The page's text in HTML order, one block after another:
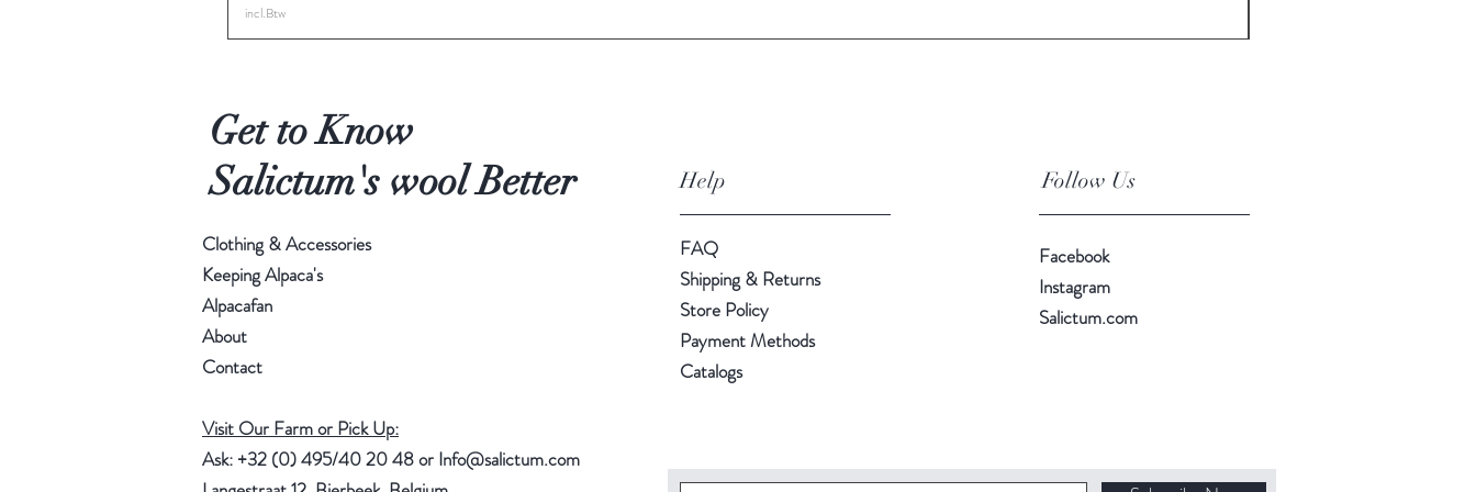
incl.Btw
Get to Know
Salictum's wool Better
Clothing & Accessories
Keeping Alpaca's
Alpacafan
About
Contact
Visit Our Farm or Pick Up:
Ask: +32 (0) 495/40 20 48 or Info@salictum.com
Help
FAQ
Shipping & Returns
Store Policy
Payment Methods
Catalogs
Follow Us
Facebook
Instagram
Salictum.com